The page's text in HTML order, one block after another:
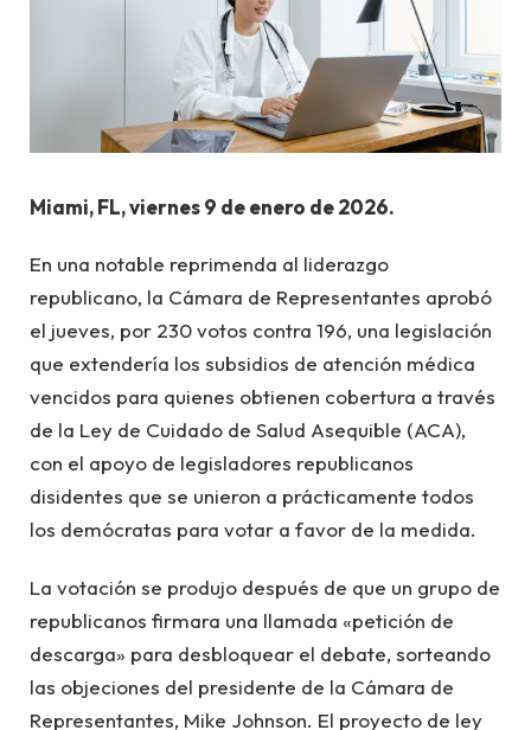
Miami, FL, viernes 9 de enero de 2026.
En una notable reprimenda al liderazgo
republicano, la Cámara de Representantes aprobó
el jueves, por 230 votos contra 196, una legislación
que extendería los subsidios de atención médica
vencidos para quienes obtienen cobertura a través
de la Ley de Cuidado de Salud Asequible (ACA),
con el apoyo de legisladores republicanos
disidentes que se unieron a prácticamente todos
los demócratas para votar a favor de la medida.
La votación se produjo después de que un grupo de
republicanos firmara una llamada «petición de
descarga» para desbloquear el debate, sorteando
las objeciones del presidente de la Cámara de
Representantes, Mike Johnson. El proyecto de ley